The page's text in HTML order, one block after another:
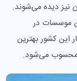
نیز دیده می‌شوند.
موسسات در
این کشور بهترین
محسوب می‌شود.